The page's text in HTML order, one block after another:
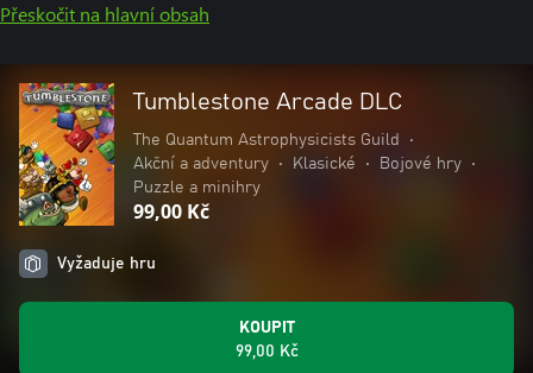
Přeskočit na hlavní obsah
Tumblestone Arcade DLC
The Quantum Astrophysicists Guild
•
Akční a adventury
• Klasické • Bojové hry
•
Puzzle a minihry
99,00 Kč
Vyžaduje hru
KOUPIT
99,00 Kč